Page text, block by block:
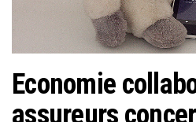
Economie
assureurs